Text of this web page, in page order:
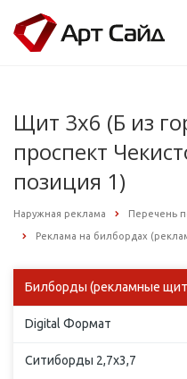
Щит 3х6 (Б из
проспект
позиция 1)
Наружная реклама Перечень
Реклама на билбордах
Билборды (рекламные
Digital Формат
Ситиборды 2,7х3,7